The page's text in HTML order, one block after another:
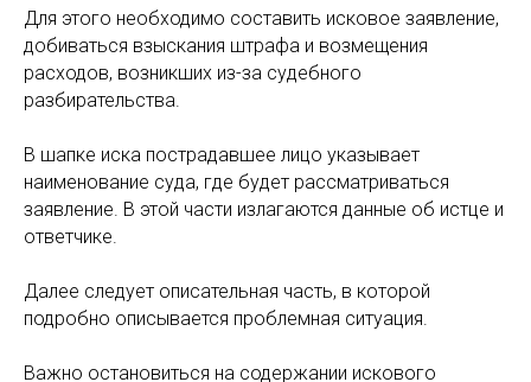
Для этого необходимо составить исковое заявление,
добиваться взыскания штрафа и возмещения
расходов, возникших из-за судебного
разбирательства.
В шапке иска пострадавшее лицо указывает
наименование суда, где будет рассматриваться
заявление. В этой части излагаются данные об истце и
ответчике.
Далее следует описательная часть, в которой
подробно описывается проблемная ситуация.
Важно остановиться на содержании искового